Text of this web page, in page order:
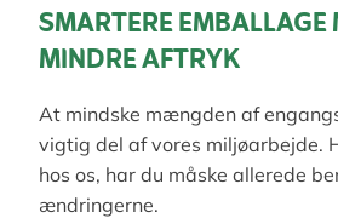
SMARTERE EMBALLAGE
MINDRE AFTRYK
At mindske mængden af
vigtig del af vores miljøarbejde.
hos os, har du måske allerede
ændringerne.